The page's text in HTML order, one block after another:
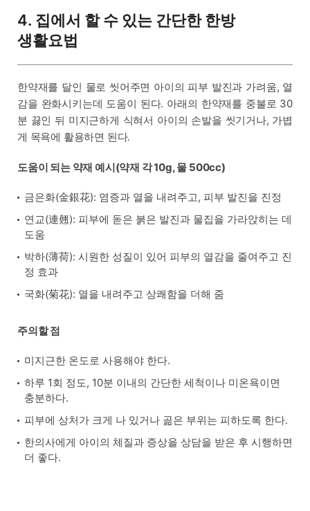
4. 집에서 할 수 있는 간단한 한방
생활요법
한약재를 달인 물로 씻어주면 아이의 피부 발진과 가려움, 열
감을 완화시키는데 도움이 된다. 아래의 한약재를 중불로 30
분 끓인 뒤 미지근하게 식혀서 아이의 손발을 씻기거나, 가볍
게 목욕에 활용하면 된다.
도움이 되는 약재 예시(약재 각 10g, 물 500cc)
금은화(金銀花): 염증과 열을 내려주고, 피부 발진을 진정
연교(連翹): 피부에 돋은 붉은 발진과 물집을 가라앉히는 데
도움
박하(薄荷): 시원한 성질이 있어 피부의 열감을 줄여주고 진
정 효과
국화(菊花): 열을 내려주고 상쾌함을 더해 줌
주의할 점
미지근한 온도로 사용해야 한다.
하루 1회 정도, 10분 이내의 간단한 세척이나 미온욕이면
충분하다.
피부에 상처가 크게 나 있거나 곪은 부위는 피하도록 한다.
한의사에게 아이의 체질과 증상을 상담을 받은 후 시행하면
더 좋다.